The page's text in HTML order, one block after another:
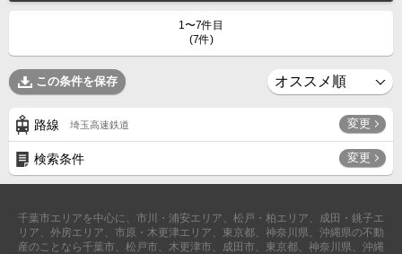
1〜7件目
(7件)
この条件を保存
路線 埼玉高速鉄道 変更
検索条件 変更
千葉市エリアを中心に、市川・浦安エリア、松戸・柏エリア、成田・銚子エ
リア、外房エリア、市原・木更津エリア、東京都、神奈川県、沖縄県の不動
産のことなら千葉市、松戸市、木更津市、成田市、東京都、神奈川県、沖縄